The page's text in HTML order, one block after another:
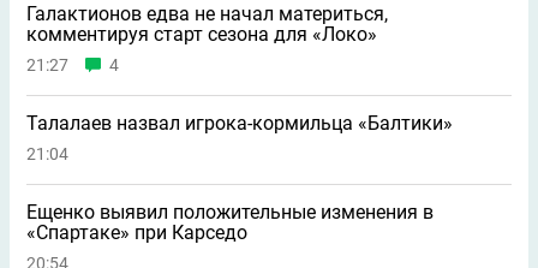
Галактионов едва не начал материться,
комментируя старт сезона для «Локо»
21:27 4
Талалаев назвал игрока-кормильца «Балтики»
21:04
Ещенко выявил положительные изменения в
«Спартаке» при Карседо
20:54